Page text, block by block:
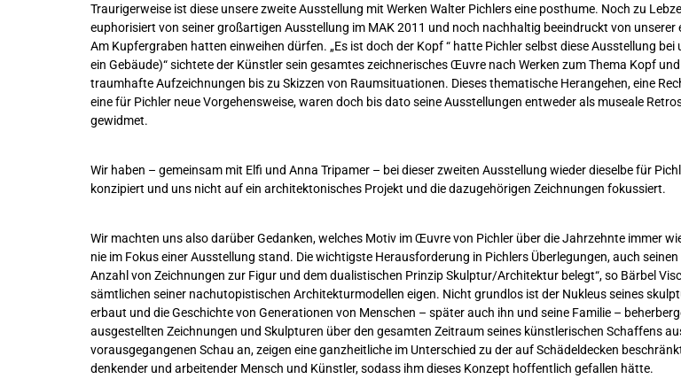
Traurigerweise ist diese unsere zweite Ausstellung mit Werken Walter Pichlers eine posthume. Noch zu
euphorisiert von seiner großartigen Ausstellung im MAK 2011 und noch nachhaltig beeindruckt von
Am Kupfergraben hatten einweihen dürfen. „Es ist doch der Kopf “ hatte Pichler selbst diese Ausstellung
ein Gebäude)“ sichtete der Künstler sein gesamtes zeichnerisches Œuvre nach Werken zum Thema Kopf
traumhafte Aufzeichnungen bis zu Skizzen von Raumsituationen. Dieses thematische Herangehen, eine
eine für Pichler neue Vorgehensweise, waren doch bis dato seine Ausstellungen entweder als museale
gewidmet.
Wir haben – gemeinsam mit Elfi und Anna Tripamer – bei dieser zweiten Ausstellung wieder dieselbe für
konzipiert und uns nicht auf ein architektonisches Projekt und die dazugehörigen Zeichnungen fokussiert.
Wir machten uns also darüber Gedanken, welches Motiv im Œuvre von Pichler über die Jahrzehnte immer
nie im Fokus einer Ausstellung stand. Die wichtigste Herausforderung in Pichlers Überlegungen, auch
Anzahl von Zeichnungen zur Figur und dem dualistischen Prinzip Skulptur/Architektur belegt“, so Bärbel
sämtlichen seiner nachutopistischen Architekturmodellen eigen. Nicht grundlos ist der Nukleus seines
erbaut und die Geschichte von Generationen von Menschen – später auch ihn und seine Familie –
ausgestellten Zeichnungen und Skulpturen über den gesamten Zeitraum seines künstlerischen Schaffens
vorausgegangenen Schau an, zeigen eine ganzheitliche im Unterschied zu der auf Schädeldecken
denkender und arbeitender Mensch und Künstler, sodass ihm dieses Konzept hoffentlich gefallen hätte.